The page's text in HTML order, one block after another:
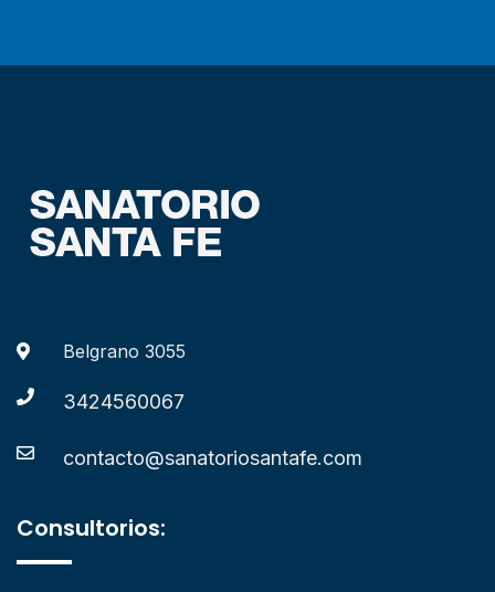
Belgrano 3055
3424560067
contacto@sanatoriosantafe.com
Consultorios: